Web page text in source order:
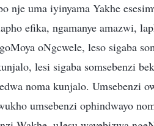
nje uma iyinyama Yakhe
efika, ngamanye amazwi,
oNgcwele, leso sigaba
lesi sigaba somsebenzi
noma kunjalo. Umsebenzi
umsebenzi ophindwayo